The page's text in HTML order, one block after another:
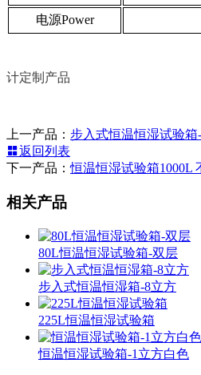
电源Power
可根据客
计定制产品
上一产品： 步入式恒温恒湿试验箱
返回列表
下一产品：恒温恒湿试验箱1000L
相关产品
80L恒温恒湿试验箱-双层
步入式恒温恒湿箱-8立方
225L恒温恒湿试验箱
恒温恒湿试验箱-1立方白色